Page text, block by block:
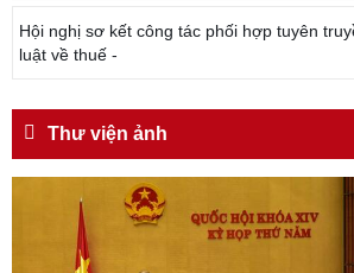
Hội nghị sơ kết công tác phối hợp tuyên
luật về thuế -
Thư viện ảnh